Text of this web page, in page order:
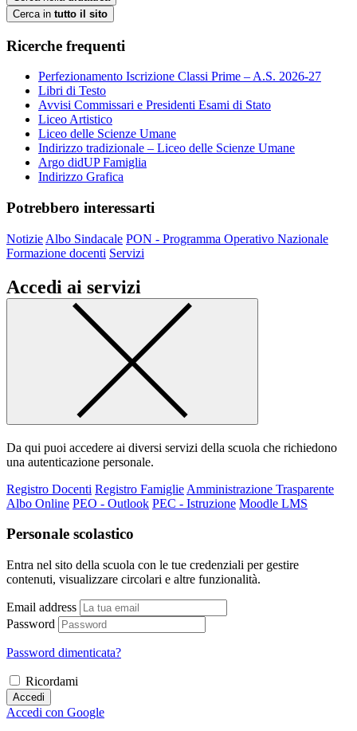
Cerca in tutto il sito
Ricerche frequenti
Perfezionamento Iscrizione Classi Prime – A.S. 2026-27
Libri di Testo
Avvisi Commissari e Presidenti Esami di Stato
Liceo Artistico
Liceo delle Scienze Umane
Indirizzo tradizionale – Liceo delle Scienze Umane
Argo didUP Famiglia
Indirizzo Grafica
Potrebbero interessarti
Notizie Albo Sindacale PON - Programma Operativo Nazionale
Formazione docenti Servizi
Accedi ai servizi
Da qui puoi accedere ai diversi servizi della scuola che richiedono
una autenticazione personale.
Registro Docenti Registro Famiglie Amministrazione Trasparente
Albo Online PEO - Outlook PEC - Istruzione Moodle LMS
Personale scolastico
Entra nel sito della scuola con le tue credenziali per gestire
contenuti, visualizzare circolari e altre funzionalità.
Email address
Password
Password dimenticata?
Ricordami
Accedi
Accedi con Google